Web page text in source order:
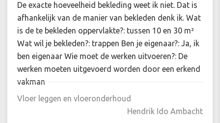
De exacte hoeveelheid bekleding weet ik niet. Dat is
afhankelijk van de manier van bekleden denk ik. Wat
is de te bekleden oppervlakte?: tussen 10 en 30 m²
Wat wil je bekleden?: trappen Ben je eigenaar?: Ja, ik
ben eigenaar Wie moet de werken uitvoeren?: De
werken moeten uitgevoerd worden door een erkend
vakman
Vloer leggen en vloeronderhoud
Hendrik Ido Ambacht